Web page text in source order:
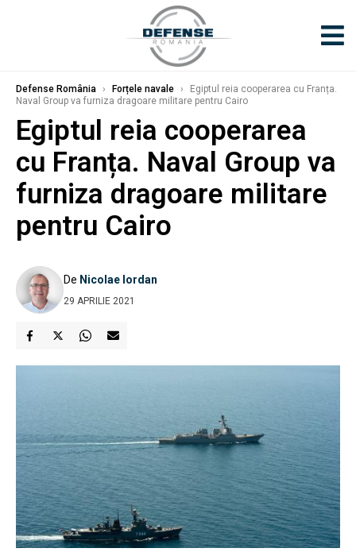
Defense România › Forțele navale ›
Egiptul reia cooperarea cu Franța.
Naval Group va furniza dragoare militare pentru Cairo
Egiptul reia cooperarea
cu Franța. Naval Group va
furniza dragoare militare
pentru Cairo
De Nicolae Iordan
29 APRILIE 2021